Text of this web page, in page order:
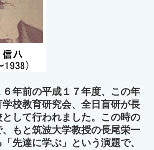
年前の平成１７年度、この年
校教育研究会、全日盲研が長
して行われました。この時の
もと筑波大学教授の長尾栄一
先達に学ぶ」という演題で、